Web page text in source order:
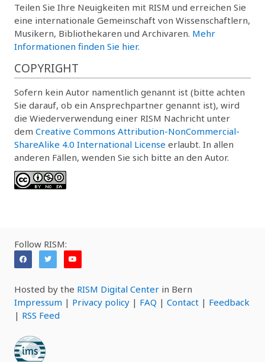
Teilen Sie Ihre Neuigkeiten mit RISM und erreichen Sie
eine internationale Gemeinschaft von Wissenschaftlern,
Musikern, Bibliothekaren und Archivaren. Mehr
Informationen finden Sie hier.
COPYRIGHT
Sofern kein Autor namentlich genannt ist (bitte achten
Sie darauf, ob ein Ansprechpartner genannt ist), wird
die Wiederverwendung einer RISM Nachricht unter
dem Creative Commons Attribution-NonCommercial-
ShareAlike 4.0 International License erlaubt. In allen
anderen Fällen, wenden Sie sich bitte an den Autor.
Follow RISM:
Hosted by the RISM Digital Center in Bern
Impressum | Privacy policy | FAQ | Contact | Feedback
| RSS Feed